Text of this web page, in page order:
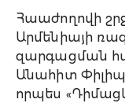
Հաաժողովի
Արմենիայի
զարգացման
Անահիտ
որպես